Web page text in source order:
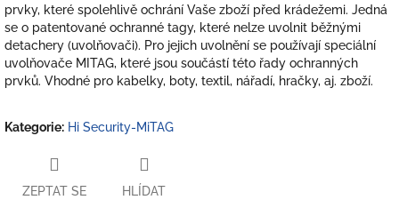
prvky, které spolehlivě ochrání Vaše zboží před krádežemi. Jedná
se o patentované ochranné tagy, které nelze uvolnit běžnými
detachery (uvolňovači). Pro jejich uvolnění se používají speciální
uvolňovače MITAG, které jsou součástí této řady ochranných
prvků. Vhodné pro kabelky, boty, textil, nářadí, hračky, aj. zboží.
Kategorie: Hi Security-MiTAG
ZEPTAT SE HLÍDAT